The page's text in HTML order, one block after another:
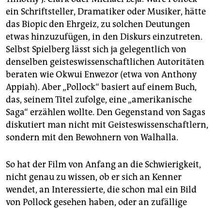
ein Schriftsteller, Dramatiker oder Musiker, hätte
das Biopic den Ehrgeiz, zu solchen Deutungen
etwas hinzuzufügen, in den Diskurs einzutreten.
Selbst Spielberg lässt sich ja gelegentlich von
denselben geisteswissenschaftlichen Autoritäten
beraten wie Okwui Enwezor (etwa von Anthony
Appiah). Aber „Pollock“ basiert auf einem Buch,
das, seinem Titel zufolge, eine „amerikanische
Saga“ erzählen wollte. Den Gegenstand von Sagas
diskutiert man nicht mit Geisteswissenschaftlern,
sondern mit den Bewohnern von Walhalla.
So hat der Film von Anfang an die Schwierigkeit,
nicht genau zu wissen, ob er sich an Kenner
wendet, an Interessierte, die schon mal ein Bild
von Pollock gesehen haben, oder an zufällige